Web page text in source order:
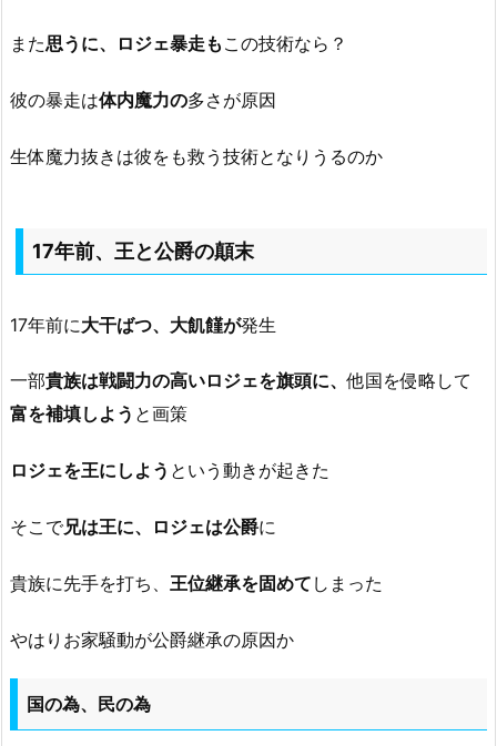
また思うに、ロジェ暴走も この技術なら？
彼の暴走は体内魔力の多さが原因
生体魔力抜きは彼をも救う技術となりうるのか
17年前、王と公爵の顛末
17年前に大干ばつ、大飢饉が発生
一部貴族は戦闘力の高いロジェを旗頭に、他国を侵略して
富を補填しよう と画策
ロジェを王にしよう という動きが起きた
そこで兄は王に、ロジェは公爵に
貴族に先手を打ち、 王位継承を固めて しまった
やはりお家騒動が公爵継承の原因か
国の為、民の為